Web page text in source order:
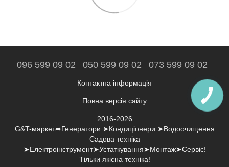
096 599 09 02 050 599 09 02 073 599 09 02
Контактна інформація
Повна версія сайту
2016-2026
G&T-маркет➦Генератори ➤Кондиціонери ➤Водоочищення
Садова техніка
➤Електроінструмент➤Устаткування➤Монтаж➤Сервіс!
Тільки якісна техніка!